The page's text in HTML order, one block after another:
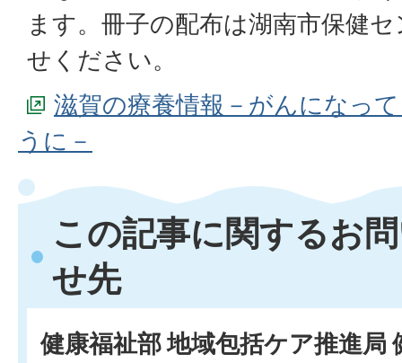
ます。冊子の配布は湖南市保健
せください。
滋賀の療養情報－がんになっ
うに－
この記事に関するお
せ先
健康福祉部 地域包括ケア推進局